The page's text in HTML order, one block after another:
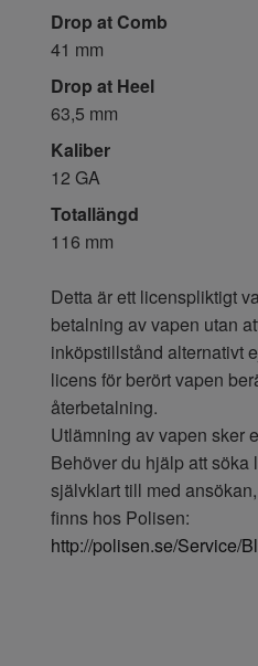
Drop at Comb
41 mm
Drop at Heel
63,5 mm
Kaliber
12 GA
Totallängd
116 mm
Detta är ett licenspliktigt
betalning av vapen utan
inköpstillstånd alternativt
licens för berört vapen
återbetalning.
Utlämning av vapen sker
Behöver du hjälp att söka
självklart till med
finns hos Polisen:
http://polisen.se/Service/